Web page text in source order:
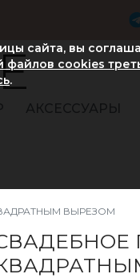
АКСЕССУАРЫ
ВЫРЕЗОМ
сайта, вы
файлов cookies
.